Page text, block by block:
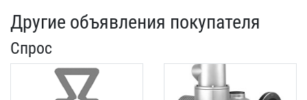
Другие объявления покупателя
Спрос